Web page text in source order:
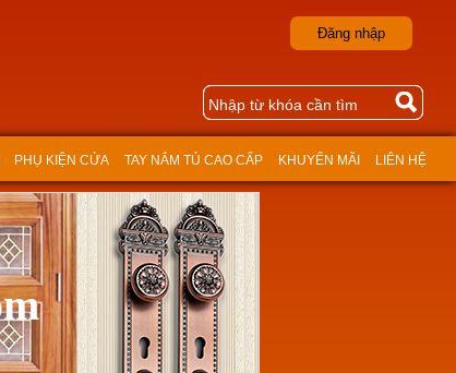
Đăng nhập
PHỤ KIỆN CỬA TAY NẮM TỦ CAO CẤP KHUYẾN MÃI LIÊN HỆ